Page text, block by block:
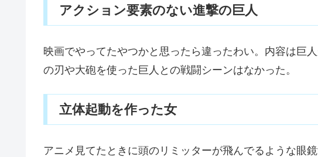
アクション要素のない進撃の巨人
映画でやってたやつかと思ったら違ったわい。内容は巨
の刃や大砲を使った巨人との戦闘シーンはなかった。
立体起動を作った女
アニメ見てたときに頭のリミッターが飛んでるような眼